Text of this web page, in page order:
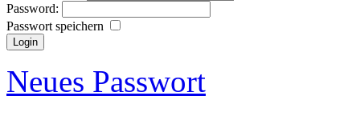
Password:
Passwort speichern
Neues Passwort